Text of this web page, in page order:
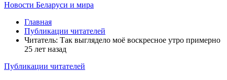
Новости Беларуси и мира
Главная
Публикации читателей
Читатель: Так выглядело моё воскресное утро примерно
25 лет назад⁠⁠
Публикации читателей